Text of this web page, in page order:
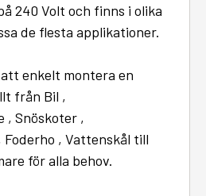
240 Volt och finns i olika
de flesta applikationer.
enkelt montera en
från Bil ,
, Snöskoter ,
Foderho , Vattenskål till
för alla behov.